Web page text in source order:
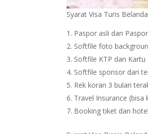
Syarat Visa Turis Belanda
Paspor asli dan
Softfile foto
Softfile KTP dan Kartu
Softfile sponsor dari
Rek koran 3 bulan
Travel Insurance (bisa
Booking tiket dan